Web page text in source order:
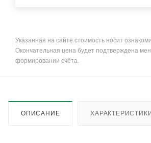
Указанная на сайте стоимость носит
Окончательная цена будет подтверждена
формировании счёта.
ОПИСАНИЕ ХАРАКТЕРИСТИКИ